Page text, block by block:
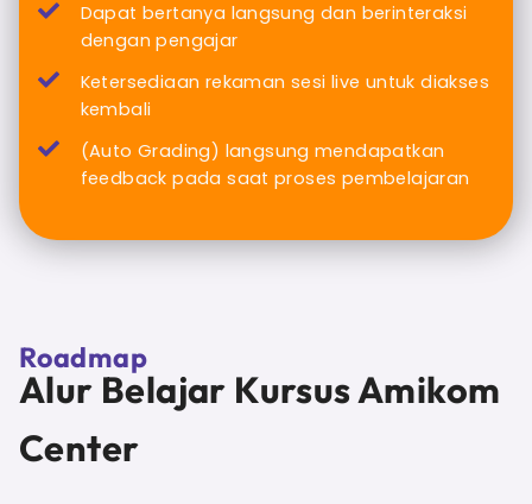
Dapat bertanya langsung dan berinteraksi
dengan pengajar
Ketersediaan rekaman sesi live untuk diakses
kembali
(Auto Grading) langsung mendapatkan
feedback pada saat proses pembelajaran
Roadmap
Alur Belajar Kursus Amikom
Center